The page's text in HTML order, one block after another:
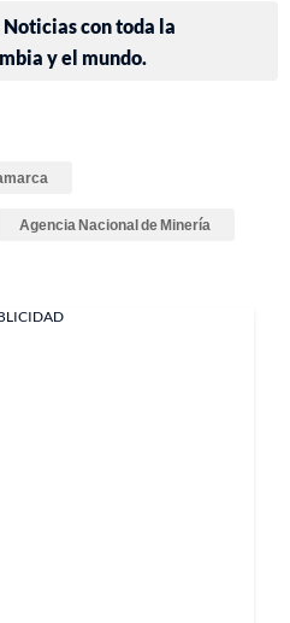
con toda la
y el mundo.
Agencia Nacional de Minería